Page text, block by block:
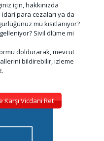
için, hakkınızda
para cezaları ya da
mü kısıtlanıyor?
Sivil ölüme mi
doldurarak, mevcut
bildirebilir, izleme
Vicdani Ret